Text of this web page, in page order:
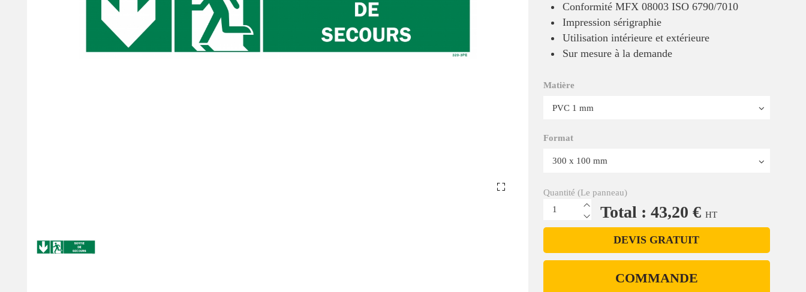
Conformité MFX 08003 ISO 6790/7010
Impression sérigraphie
Utilisation intérieure et extérieure
Sur mesure à la demande
Matière
Format
Quantité (Le panneau)
Total : 43,20 € HT
DEVIS GRATUIT
COMMANDE